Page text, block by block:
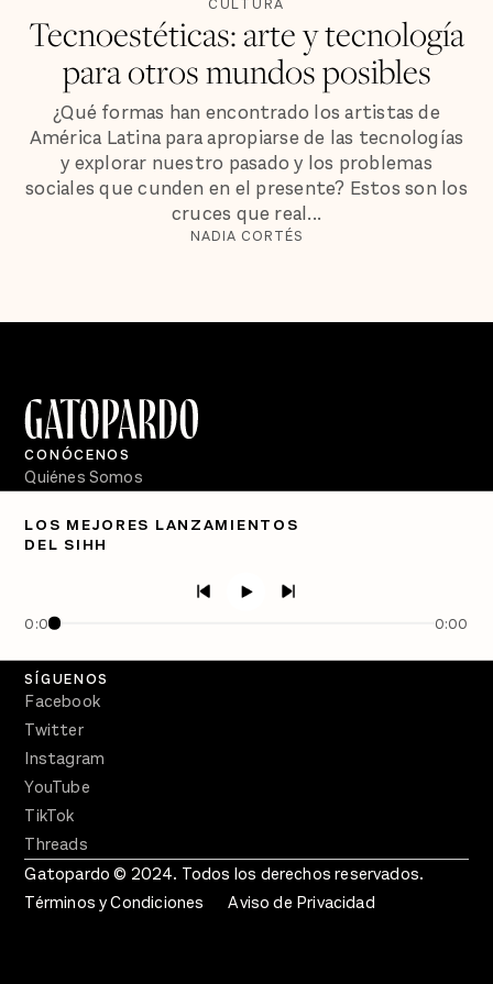
CULTURA
Tecnoestéticas: arte y tecnología
para otros mundos posibles
¿Qué formas han encontrado los artistas de
América Latina para apropiarse de las tecnologías
y explorar nuestro pasado y los problemas
sociales que cunden en el presente? Estos son los
cruces que real...
NADIA CORTÉS
LOS MEJORES LANZAMIENTOS
DEL SIHH
0:00 0:00
CONÓCENOS
Quiénes Somos
PÓDCASTS
Crecer en Distopía
SÍGUENOS
Facebook
Twitter
Instagram
YouTube
TikTok
Threads
Gatopardo © 2024. Todos los derechos reservados.
Términos y Condiciones
Aviso de Privacidad